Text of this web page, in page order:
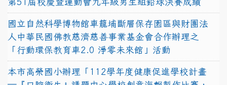
國立自然科學博物館車籠埔斷層保存園區與財團法
人中華民國佛教慈濟慈善事業基金會合作辦理之
「行動環保教育車2.0 淨零未來館」活動
本市高榮國小辦理「112學年度健康促進學校計畫